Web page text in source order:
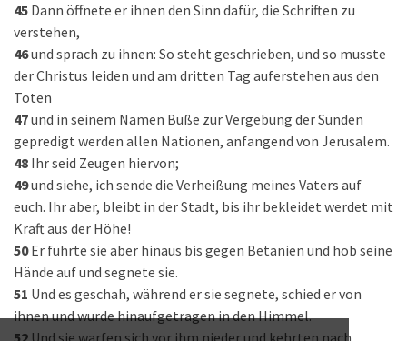
45 Dann öffnete er ihnen den Sinn dafür, die Schriften zu
verstehen,
46und sprach zu ihnen: So steht geschrieben, und so musste
der Christus leiden und am dritten Tag auferstehen aus den
Toten
47und in seinem Namen Buße zur Vergebung der Sünden
gepredigt werden allen Nationen, anfangend von Jerusalem.
48 Ihr seid Zeugen hiervon;
49und siehe, ich sende die Verheißung meines Vaters auf
euch. Ihr aber, bleibt in der Stadt, bis ihr bekleidet werdet mit
Kraft aus der Höhe!
50 Er führte sie aber hinaus bis gegen Betanien und hob seine
Hände auf und segnete sie.
51 Und es geschah, während er sie segnete, schied er von
ihnen und wurde hinaufgetragen in den Himmel.
52 Und sie warfen sich vor ihm nieder und kehrten nach